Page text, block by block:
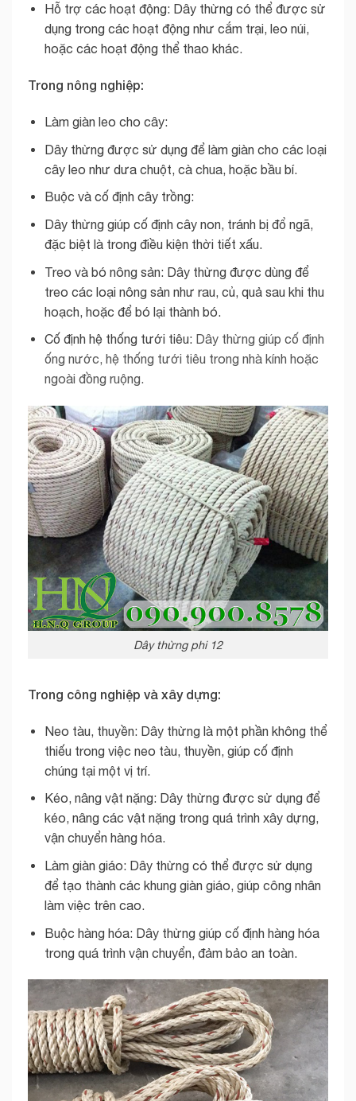
Hỗ trợ các hoạt động: Dây thừng có thể được sử
dụng trong các hoạt động như cắm trại, leo núi,
hoặc các hoạt động thể thao khác.
Trong nông nghiệp:
Làm giàn leo cho cây:
Dây thừng được sử dụng để làm giàn cho các loại
cây leo như dưa chuột, cà chua, hoặc bầu bí.
Buộc và cố định cây trồng:
Dây thừng giúp cố định cây non, tránh bị đổ ngã,
đặc biệt là trong điều kiện thời tiết xấu.
Treo và bó nông sản: Dây thừng được dùng để
treo các loại nông sản như rau, củ, quả sau khi thu
hoạch, hoặc để bó lại thành bó.
Cố định hệ thống tưới tiêu: Dây thừng giúp cố định
ống nước, hệ thống tưới tiêu trong nhà kính hoặc
ngoài đồng ruộng.
Dây thừng phi 12
Trong công nghiệp và xây dựng:
Neo tàu, thuyền: Dây thừng là một phần không thể
thiếu trong việc neo tàu, thuyền, giúp cố định
chúng tại một vị trí.
Kéo, nâng vật nặng: Dây thừng được sử dụng để
kéo, nâng các vật nặng trong quá trình xây dựng,
vận chuyển hàng hóa.
Làm giàn giáo: Dây thừng có thể được sử dụng
để tạo thành các khung giàn giáo, giúp công nhân
làm việc trên cao.
Buộc hàng hóa: Dây thừng giúp cố định hàng hóa
trong quá trình vận chuyển, đảm bảo an toàn.